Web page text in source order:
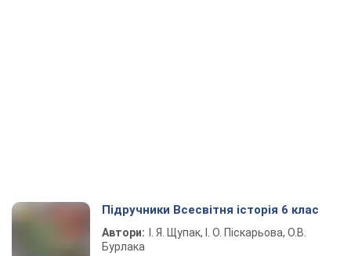
Підручники Всесвітня історія 6 клас
Автори:
І. Я. Щупак, І. О. Піскарьова, О.В.
Бурлака